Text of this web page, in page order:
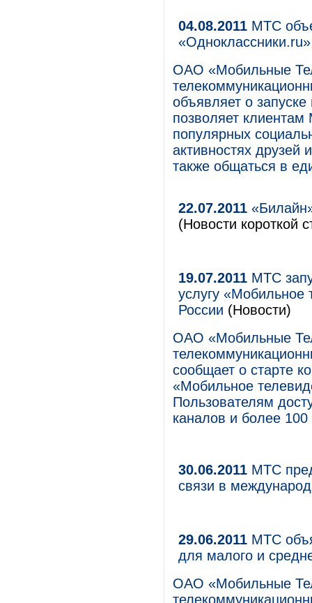
04.08.2011 МТС
ОАО «Мобильные
объявляет о
позволяет
популярных
активностях
также общаться в
22.07.2011
(Новости короткой
19.07.2011 МТС
услугу «Мобильное
России (Новости)
ОАО «Мобильные
сообщает о старте
«Мобильное
Пользователям
каналов и более 100
30.06.2011 МТС
связи в
29.06.2011 МТС
для малого и
ОАО «Мобильные